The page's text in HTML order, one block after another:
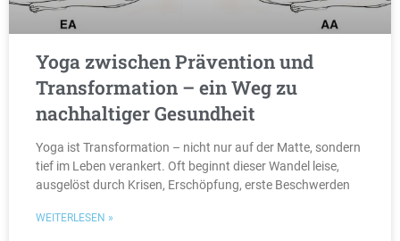
Yoga zwischen Prävention und
Transformation – ein Weg zu
nachhaltiger Gesundheit
Yoga ist Transformation – nicht nur auf der Matte, sondern
tief im Leben verankert. Oft beginnt dieser Wandel leise,
ausgelöst durch Krisen, Erschöpfung, erste Beschwerden
WEITERLESEN »